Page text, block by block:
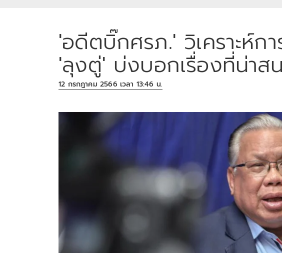
'อดีตบิ๊กศรภ.' วิเคราะห์ก
'ลุงตู่' บ่งบอกเรื่องที่น่าส
12 กรกฎาคม 2566 เวลา 13:46 น.